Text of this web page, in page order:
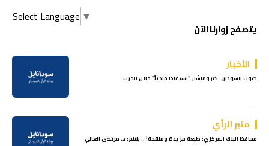
Select Language ▼
يتصفح زوارنا الآن
الأخبار
جنوب السودان: كير وماشار “استفادا مادياً” خلال الحرب
منبر الرأي
محافظ البنك المركزي: طبعة مزيدة ومنقحة! .. بقلم: د. مرتضى الغالي